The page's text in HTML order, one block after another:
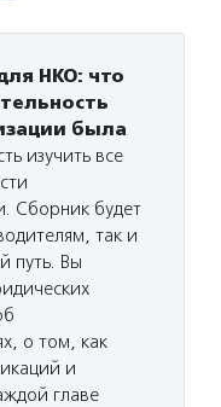
НКО: что
была
изучить все
Сборник будет
так и
путь. Вы
о том, как
и
главе